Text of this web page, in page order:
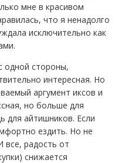
мне в красивом
что я ненадолго
исключительно как
одной стороны,
интересная. Но
аргумент иксов и
но больше для
для айтишников. Если
ездить. Но не
все, радость от
снижается